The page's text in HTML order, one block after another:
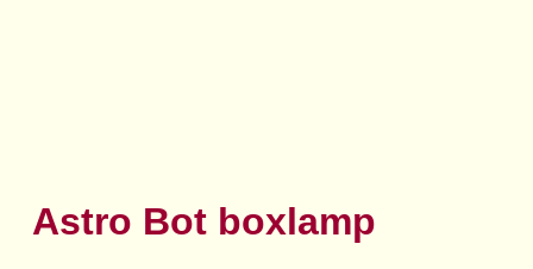
Astro Bot boxlamp